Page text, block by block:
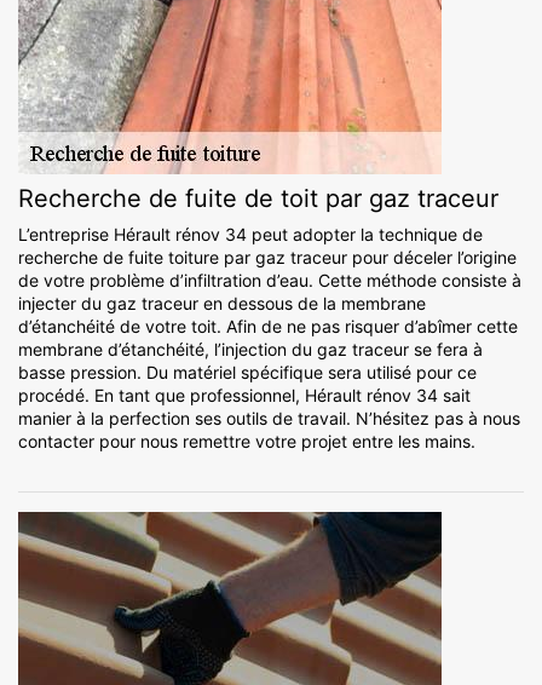
Recherche de fuite de toit par gaz traceur
L’entreprise Hérault rénov 34 peut adopter la technique de
recherche de fuite toiture par gaz traceur pour déceler l’origine
de votre problème d’infiltration d’eau. Cette méthode consiste à
injecter du gaz traceur en dessous de la membrane
d’étanchéité de votre toit. Afin de ne pas risquer d’abîmer cette
membrane d’étanchéité, l’injection du gaz traceur se fera à
basse pression. Du matériel spécifique sera utilisé pour ce
procédé. En tant que professionnel, Hérault rénov 34 sait
manier à la perfection ses outils de travail. N’hésitez pas à nous
contacter pour nous remettre votre projet entre les mains.